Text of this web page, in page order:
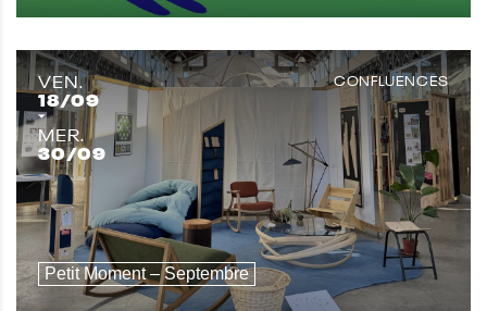
VEN.
18/09
MER.
30/09
CONFLUENCES
Petit Moment – Septembre